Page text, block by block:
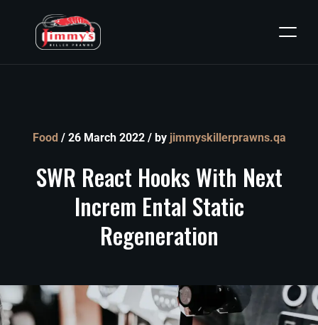
Food / 26 March 2022 / by jimmyskillerprawns.qa
SWR React Hooks With Next
Increm Ental Static
Regeneration